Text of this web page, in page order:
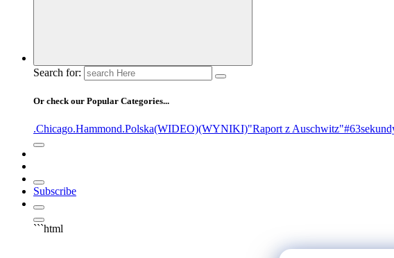
Search for:
Or check our Popular Categories...
.Chicago.Hammond.Polska(WIDEO)(WYNIKI)"Raport z Auschwitz"
Subscribe
```html